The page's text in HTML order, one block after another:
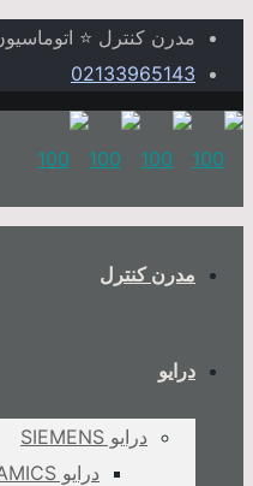
مدرن کنترل ⭐
02133965143
مدرن کنترل
درایو
درایو SIEMENS
درایو SINAMICS